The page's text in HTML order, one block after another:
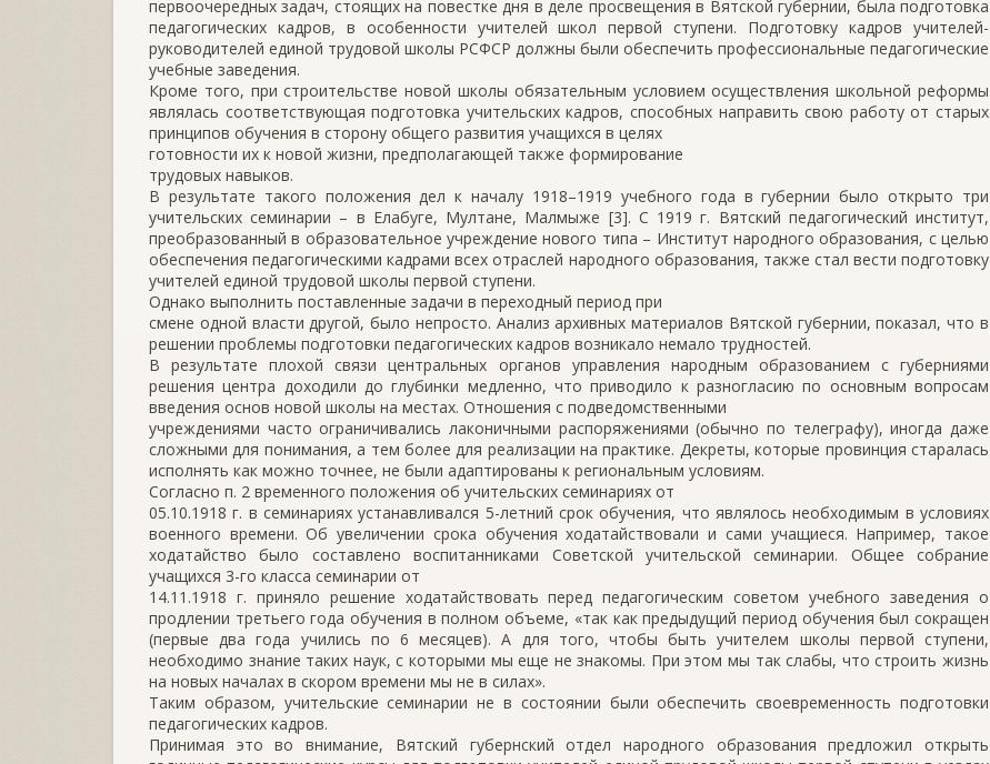
первоочередных задач, стоящих на повестке дня в деле просвещения в Вятской губернии, была подготовка
педагогических кадров, в особенности учителей школ первой ступени. Подготовку кадров учителей-
руководителей единой трудовой школы РСФСР должны были обеспечить профессиональные педагогические
учебные заведения.
Кроме того, при строительстве новой школы обязательным условием осуществления школьной реформы
являлась соответствующая подготовка учительских кадров, способных направить свою работу от старых
принципов обучения в сторону общего развития учащихся в целях
готовности их к новой жизни, предполагающей также формирование
трудовых навыков.
В результате такого положения дел к началу 1918–1919 учебного года в губернии было открыто три
учительских семинарии – в Елабуге, Мултане, Малмыже [3]. С 1919 г. Вятский педагогический институт,
преобразованный в образовательное учреждение нового типа – Институт народного образования, с целью
обеспечения педагогическими кадрами всех отраслей народного образования, также стал вести подготовку
учителей единой трудовой школы первой ступени.
Однако выполнить поставленные задачи в переходный период при
смене одной власти другой, было непросто. Анализ архивных материалов Вятской губернии, показал, что в
решении проблемы подготовки педагогических кадров возникало немало трудностей.
В результате плохой связи центральных органов управления народным образованием с губерниями
решения центра доходили до глубинки медленно, что приводило к разногласию по основным вопросам
введения основ новой школы на местах. Отношения с подведомственными
учреждениями часто ограничивались лаконичными распоряжениями (обычно по телеграфу), иногда даже
сложными для понимания, а тем более для реализации на практике. Декреты, которые провинция старалась
исполнять как можно точнее, не были адаптированы к региональным условиям.
Согласно п. 2 временного положения об учительских семинариях от
05.10.1918 г. в семинариях устанавливался 5-летний срок обучения, что являлось необходимым в условиях
военного времени. Об увеличении срока обучения ходатайствовали и сами учащиеся. Например, такое
ходатайство было составлено воспитанниками Советской учительской семинарии. Общее собрание
учащихся 3-го класса семинарии от
14.11.1918 г. приняло решение ходатайствовать перед педагогическим советом учебного заведения о
продлении третьего года обучения в полном объеме, «так как предыдущий период обучения был сокращен
(первые два года учились по 6 месяцев). А для того, чтобы быть учителем школы первой ступени,
необходимо знание таких наук, с которыми мы еще не знакомы. При этом мы так слабы, что строить жизнь
на новых началах в скором времени мы не в силах».
Таким образом, учительские семинарии не в состоянии были обеспечить своевременность подготовки
педагогических кадров.
Принимая это во внимание, Вятский губернский отдел народного образования предложил открыть